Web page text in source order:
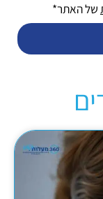
של האתר*